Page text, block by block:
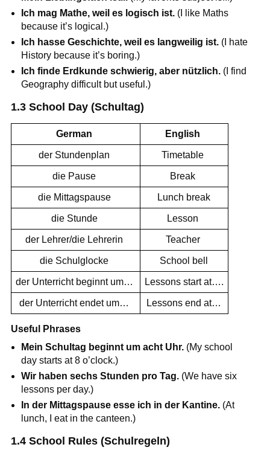
Ich mag Mathe, weil es logisch ist. (I like Maths
because it’s logical.)
Ich hasse Geschichte, weil es langweilig ist. (I hate
History because it’s boring.)
Ich finde Erdkunde schwierig, aber nützlich. (I find
Geography difficult but useful.)
1.3 School Day (Schultag)
German English
der Stundenplan Timetable
die Pause Break
die Mittagspause Lunch break
die Stunde Lesson
der Lehrer/die Lehrerin Teacher
die Schulglocke School bell
der Unterricht beginnt um… Lessons start at….
der Unterricht endet um… Lessons end at…
Useful Phrases
Mein Schultag beginnt um acht Uhr. (My school
day starts at 8 o’clock.)
Wir haben sechs Stunden pro Tag. (We have six
lessons per day.)
In der Mittagspause esse ich in der Kantine. (At
lunch, I eat in the canteen.)
1.4 School Rules (Schulregeln)